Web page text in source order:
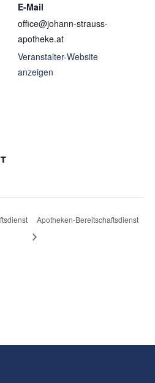
E-Mail
office@johann-strauss-
apotheke.at
Veranstalter-Website
anzeigen
Apotheken-Bereitschaftsdienst